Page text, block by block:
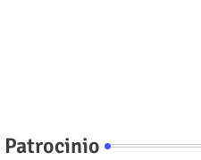
Patrocinio